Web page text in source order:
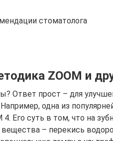
стоматолога
ZOOM и
Ответ прост – для
одна из
Его суть в том, что на
– перекись